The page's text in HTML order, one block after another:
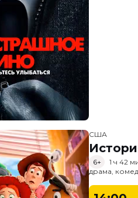
США
6+
1 ч 42
драма,